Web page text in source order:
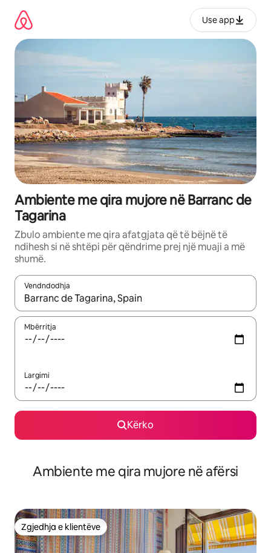
përmbajtja
Use app
Ambiente me qira mujore në Barranc de
Tagarina
Zbulo ambiente me qira afatgjata që të bëjnë të
ndihesh si në shtëpi për qëndrime prej një muaji a më
shumë.
Vendndodhja
Kur rezultatet të jenë të disponueshme, lëviz me butonat e
Mbërritja
Largimi
Kërko
Ambiente me qira mujore në afërsi
Zgjedhja e klientëve
Zgjedhja e klientëve